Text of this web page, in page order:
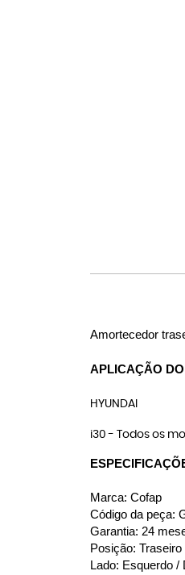
Amortecedor
APLICAÇÃO
HYUNDAI
i30 - Todos os
Marca: Cofap
Código da peça:
Garantia: 24
Posição: Traseiro
Lado: Esquerdo /